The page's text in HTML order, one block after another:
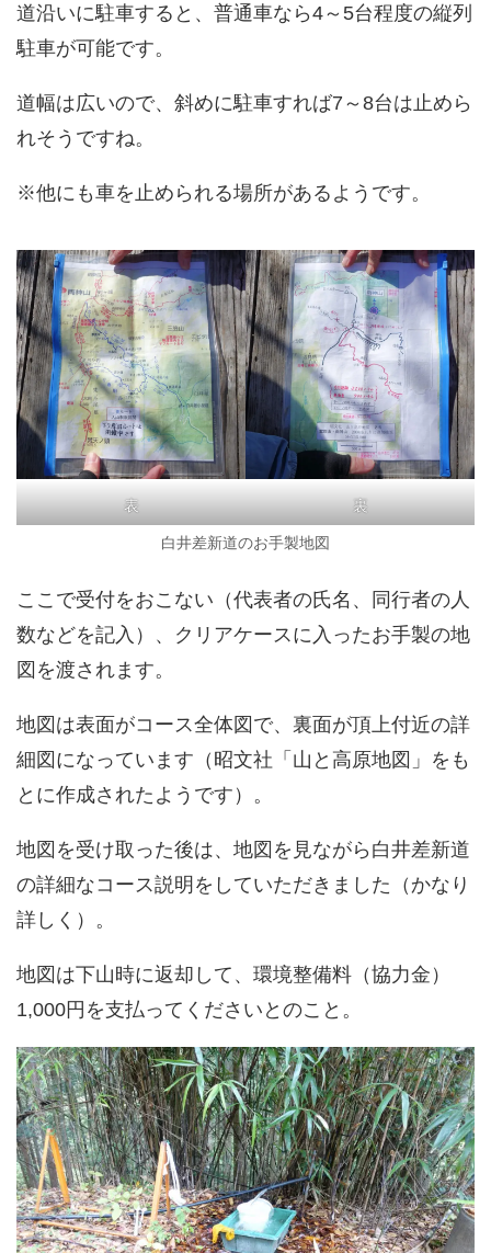
道沿いに駐車すると、普通車なら4～5台程度の縦列
駐車が可能です。
道幅は広いので、斜めに駐車すれば7～8台は止めら
れそうですね。
※他にも車を止められる場所があるようです。
表 裏
白井差新道のお手製地図
ここで受付をおこない（代表者の氏名、同行者の人
数などを記入）、クリアケースに入ったお手製の地
図を渡されます。
地図は表面がコース全体図で、裏面が頂上付近の詳
細図になっています（昭文社「山と高原地図」をも
とに作成されたようです）。
地図を受け取った後は、地図を見ながら白井差新道
の詳細なコース説明をしていただきました（かなり
詳しく）。
地図は下山時に返却して、環境整備料（協力金）
1,000円を支払ってくださいとのこと。